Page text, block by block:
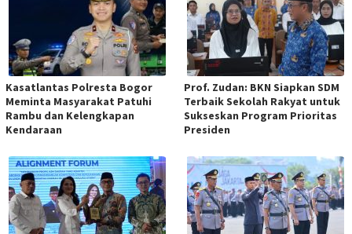
Kasatlantas Polresta Bogor
Meminta Masyarakat Patuhi
Rambu dan Kelengkapan
Kendaraan
Prof. Zudan: BKN Siapkan SDM
Terbaik Sekolah Rakyat untuk
Sukseskan Program Prioritas
Presiden